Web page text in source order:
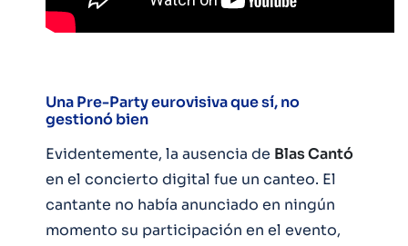
Una Pre-Party eurovisiva que sí, no
gestionó bien
Evidentemente, la ausencia de Blas Cantó
en el concierto digital fue un canteo. El
cantante no había anunciado en ningún
momento su participación en el evento,